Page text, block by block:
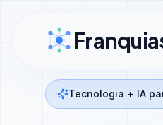
Tecnologia + IA